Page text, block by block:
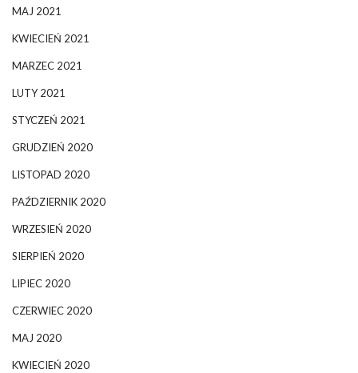
MAJ 2021
KWIECIEŃ 2021
MARZEC 2021
LUTY 2021
STYCZEŃ 2021
GRUDZIEŃ 2020
LISTOPAD 2020
PAŹDZIERNIK 2020
WRZESIEŃ 2020
SIERPIEŃ 2020
LIPIEC 2020
CZERWIEC 2020
MAJ 2020
KWIECIEŃ 2020